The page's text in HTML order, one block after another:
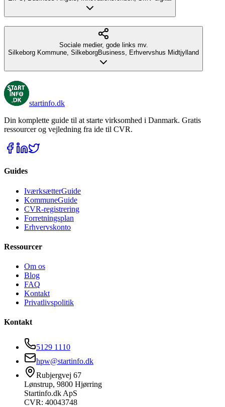
Sociale medier, gode links mv.
Silkeborg Kommune, SilkeborgBusiness, Erhvervshus Midtjylland
startinfo.dk
Din komplette guide til at starte virksomhed i Danmark. Gratis
ressourcer og vejledning fra ide til CVR.
Guides
IværksætterGuide
KommuneGuide
CVR-registrering
Forretningsplan
Erhvervskonto
Ressourcer
Om os
Blog
FAQ
Kontakt
Privatlivspolitik
Kontakt
5129 1110
hpw@startinfo.dk
Rubjergvej 67
Lønstrup, 9800 Hjørring
Startinfo.dk ApS
CVR: 40043748